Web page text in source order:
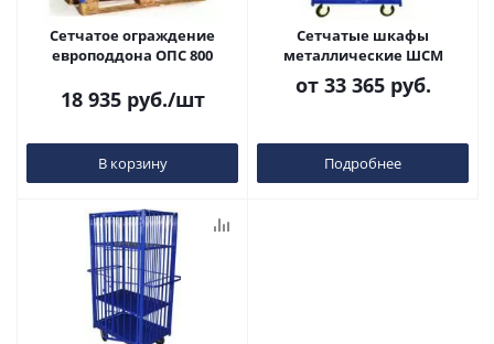
Сетчатое ограждение
европоддона ОПС 800
18 935руб./шт
В корзину
Сетчатые шкафы
металлические ШСМ
от 33 365 руб.
Подробнее